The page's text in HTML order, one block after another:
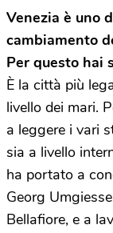
Venezia è uno
cambiamento
Per questo hai
È la città più
livello dei mari.
a leggere i vari
sia a livello
ha portato a
Georg
Bellafiore, e a